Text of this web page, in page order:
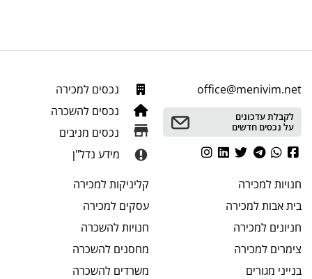
office@menivim.net
לקבלת עדכונים
על נכסים חדשים
נכסים למכירה
נכסים להשכרה
נכסים מניבים
מידע נדל"ן
חנויותלמכירה
בית אבותלמכירה
חניונים למכירה
צימרים למכירה
בנייני מגורים
קליניקותלמכירה
עסקים למכירה
חנויותלהשכרה
מחסנים להשכרה
משרדים להשכרה